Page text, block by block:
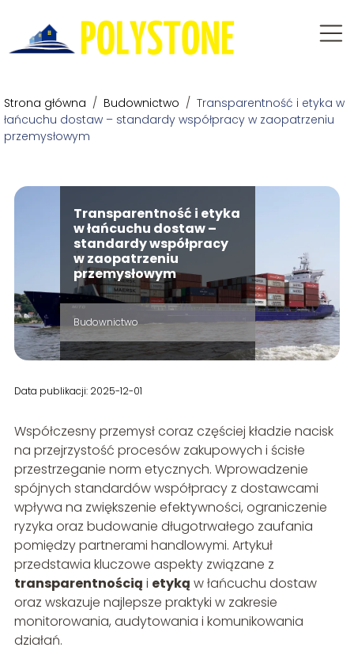
Strona główna / Budownictwo / Transparentność i etyka w
łańcuchu dostaw – standardy współpracy w zaopatrzeniu
przemysłowym
Transparentność i etyka
w łańcuchu dostaw –
standardy współpracy
w zaopatrzeniu
przemysłowym
Budownictwo
Data publikacji: 2025-12-01
Współczesny przemysł coraz częściej kładzie nacisk
na przejrzystość procesów zakupowych i ścisłe
przestrzeganie norm etycznych. Wprowadzenie
spójnych standardów współpracy z dostawcami
wpływa na zwiększenie efektywności, ograniczenie
ryzyka oraz budowanie długotrwałego zaufania
pomiędzy partnerami handlowymi. Artykuł
przedstawia kluczowe aspekty związane z
transparentnością i etyką w łańcuchu dostaw
oraz wskazuje najlepsze praktyki w zakresie
monitorowania, audytowania i komunikowania
działań.